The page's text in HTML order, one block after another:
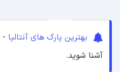
بهترین پارک های آنتالیا -
آشنا شوید.